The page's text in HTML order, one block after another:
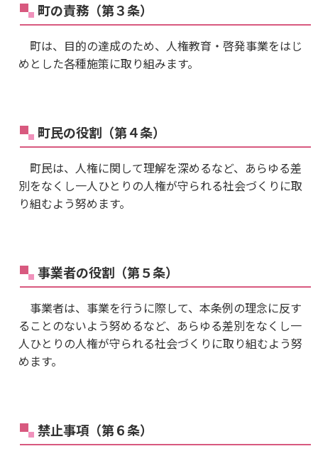
町の責務（第３条）
町は、目的の達成のため、人権教育・啓発事業をはじ
めとした各種施策に取り組みます。
町民の役割（第４条）
町民は、人権に関して理解を深めるなど、あらゆる差
別をなくし一人ひとりの人権が守られる社会づくりに取
り組むよう努めます。
事業者の役割（第５条）
事業者は、事業を行うに際して、本条例の理念に反す
ることのないよう努めるなど、あらゆる差別をなくし一
人ひとりの人権が守られる社会づくりに取り組むよう努
めます。
禁止事項（第６条）